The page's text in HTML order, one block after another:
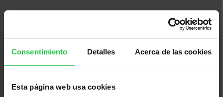
Consentimiento Detalles Acerca de las cookies
Esta página web usa cookies